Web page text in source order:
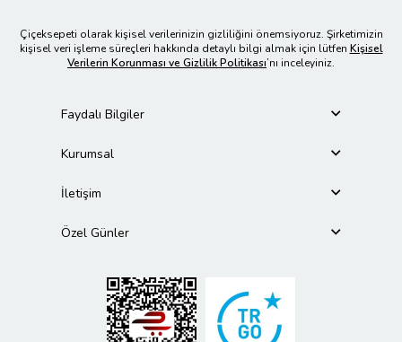
Çiçeksepeti olarak kişisel verilerinizin gizliliğini önemsiyoruz. Şirketimizin
kişisel veri işleme süreçleri hakkında detaylı bilgi almak için lütfen Kişisel
Verilerin Korunması ve Gizlilik Politikası’nı inceleyiniz.
Faydalı Bilgiler
Kurumsal
İletişim
Özel Günler